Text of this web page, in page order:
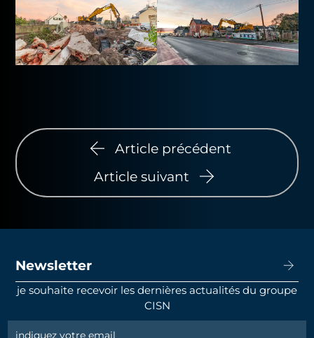
Article précédent
Article suivant
Newsletter
je souhaite recevoir les dernières actualités du groupe
CISN
Newsletter